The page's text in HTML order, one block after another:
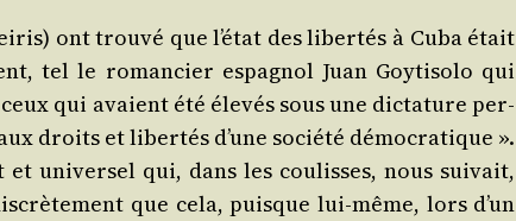
ont trou­vé que l’é­tat des liber­tés à Cuba était
tel le roman­cier espa­gnol Juan Goy­ti­so­lo qui
qui avaient été éle­vés sous une dic­ta­ture per­
droits et liber­tés d’une socié­té démo­cra­tique ».
uni­ver­sel qui, dans les cou­lisses, nous sui­vait,
que cela, puisque lui-même, lors d’un